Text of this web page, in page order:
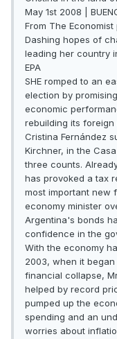
May 1st 2008 |
From The
Dashing hopes of
leading her country
EPA
SHE romped to an
election by
economic
rebuilding its
Cristina Fernández
Kirchner, in the
three counts.
has provoked a tax
most important new
economy minister
Argentina's bonds
confidence in the
With the economy
2003, when it
financial collapse,
helped by record
pumped up the
spending and an
worries about